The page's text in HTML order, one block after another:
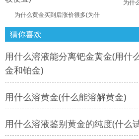
为什么黄金买到后涨价很多(为什
为什
猜你喜欢
用什么溶液能分离钯金黄金(用什
金和铂金)
用什么溶黄金(什么能溶解黄金)
用什么溶液鉴别黄金的纯度(什么